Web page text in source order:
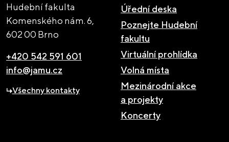
Hudební fakulta
Komenského nám. 6,
602 00 Brno
+420 542 591 601
info@jamu.cz
Všechny kontakty
Úřední deska
Poznejte Hudební
fakultu
Virtuální prohlídka
Volná místa
Mezinárodní akce
a projekty
Koncerty